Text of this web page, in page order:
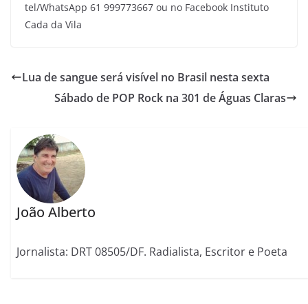
tel/WhatsApp 61 999773667 ou no Facebook Instituto
Cada da Vila
Lua de sangue será visível no Brasil nesta sexta
Sábado de POP Rock na 301 de Águas Claras
João Alberto
Jornalista: DRT 08505/DF. Radialista, Escritor e Poeta